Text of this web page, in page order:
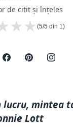
de citit și înțeles
★
★ (5/5 din 1)
lucru, mintea
Lott